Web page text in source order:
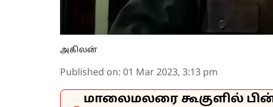
அகிலன்
Published on: 01 Mar 2023, 3:13 pm
மாலைமலரை கூகுளில்